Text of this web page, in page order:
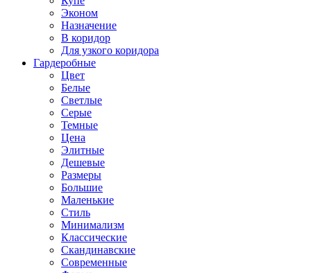
Эконом
Назначение
В коридор
Для узкого коридора
Гардеробные
Цвет
Белые
Светлые
Серые
Темные
Цена
Элитные
Дешевые
Размеры
Большие
Маленькие
Стиль
Минимализм
Классические
Скандинавские
Современные